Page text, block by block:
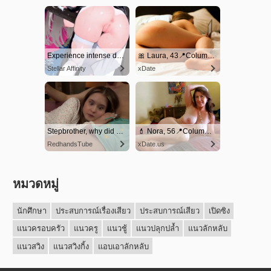
หมวดหมู่
นักศึกษา ประสบการณ์เรื่องเสียว ประสบการณ์เสียว
เปิดซิง
แนวครอบครัว
แนวครู แนวชู้ แนวปลุกปล้ำ
แนวลักหลับ
แนวสวิง
แนวสวิงกิ้ง แอบเอาลักหลับ